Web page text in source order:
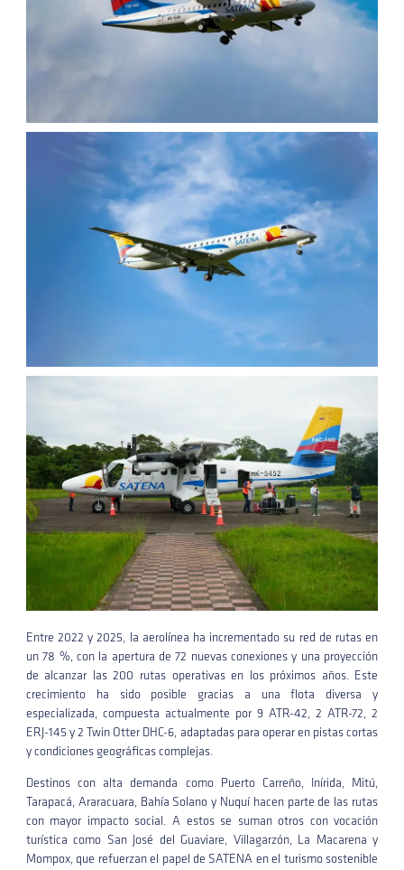
Entre 2022 y 2025, la aerolínea ha incrementado su red de rutas en
un 78 %, con la apertura de 72 nuevas conexiones y una proyección
de alcanzar las 200 rutas operativas en los próximos años. Este
crecimiento ha sido posible gracias a una flota diversa y
especializada, compuesta actualmente por 9 ATR-42, 2 ATR-72, 2
ERJ-145 y 2 Twin Otter DHC-6, adaptadas para operar en pistas cortas
y condiciones geográficas complejas.
Destinos con alta demanda como Puerto Carreño, Inírida, Mitú,
Tarapacá, Araracuara, Bahía Solano y Nuquí hacen parte de las rutas
con mayor impacto social. A estos se suman otros con vocación
turística como San José del Guaviare, Villagarzón, La Macarena y
Mompox, que refuerzan el papel de SATENA en el turismo sostenible